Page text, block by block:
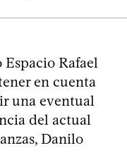
Rafael
en cuenta
una eventual
del actual
Danilo